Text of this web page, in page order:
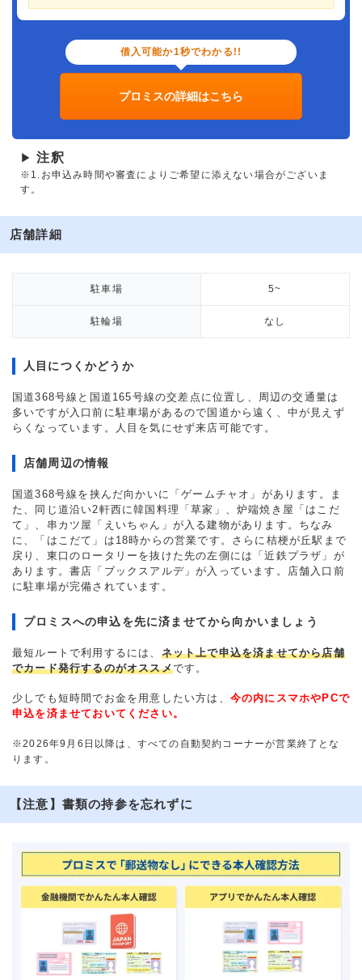
借入可能か1秒でわかる!!
プロミスの詳細はこちら
▶ 注釈
※1.お申込み時間や審査によりご希望に添えない場合がございま
す。
店舗詳細
駐車場 5~
駐輪場 なし
人目につくかどうか
国道368号線と国道165号線の交差点に位置し、周辺の交通量は
多いですが入口前に駐車場があるので国道から遠く、中が見えず
らくなっています。人目を気にせず来店可能です。
店舗周辺の情報
国道368号線を挟んだ向かいに「ゲームチャオ」があります。ま
た、同じ道沿い2軒西に韓国料理「草家」、炉端焼き屋「はこだ
て」、串カツ屋「えいちゃん」が入る建物があります。ちなみ
に、「はこだて」は18時からの営業です。さらに桔梗が丘駅まで
戻り、東口のロータリーを抜けた先の左側には「近鉄プラザ」が
あります。書店「ブックスアルデ」が入っています。店舗入口前
に駐車場が完備されています。
プロミスへの申込を先に済ませてから向かいましょう
最短ルートで利用するには、 ネット上で申込を済ませてから店舗
でカード発行するのがオススメです。
少しでも短時間でお金を用意したい方は、 今の内にスマホやPCで
申込を済ませておいてください。
※2026年9月6日以降は、すべての自動契約コーナーが営業終了とな
ります。
【注意】書類の持参を忘れずに